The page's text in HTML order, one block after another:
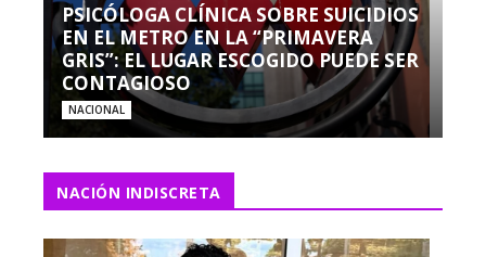
PSICÓLOGA CLÍNICA SOBRE SUICIDIOS
EN EL METRO EN LA “PRIMAVERA
GRIS”: EL LUGAR ESCOGIDO PUEDE SER
CONTAGIOSO
NACIONAL
NACIÓN INDISCRETA